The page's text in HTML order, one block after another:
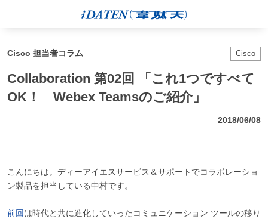
Cisco 担当者コラム Cisco
Collaboration 第02回 「これ1つですべて
OK！ Webex Teamsのご紹介」
2018/06/08
こんにちは。ディーアイエスサービス＆サポートでコラボレーショ
ン製品を担当している中村です。
前回は時代と共に進化していったコミュニケーション ツールの移り